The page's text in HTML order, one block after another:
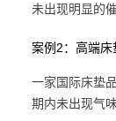
未出现明显的
案例2：高端床
一家国际床垫
期内未出现气